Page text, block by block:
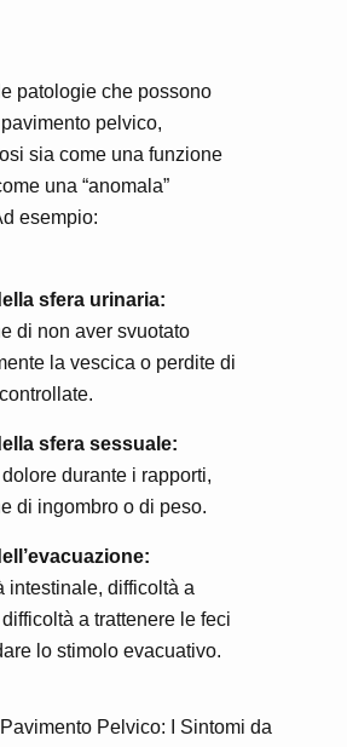
patologie che possono
pelvico,
sia come una funzione
una “anomala”
esempio:
sfera urinaria:
di non aver svuotato
la vescica o perdite di
sfera sessuale:
durante i rapporti,
di ingombro o di peso.
intestinale, difficoltà a
a trattenere le feci
lo stimolo evacuativo.
Pelvico: I Sintomi da